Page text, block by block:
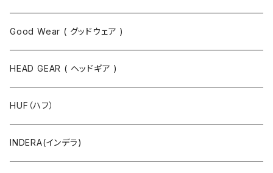
パーカ
ジャケット
ニット
ボトムス
ソックス
Good Wear ( グッドウェア )
HEAD GEAR ( ヘッドギア )
HUF（ハフ）
INDERA(インデラ)